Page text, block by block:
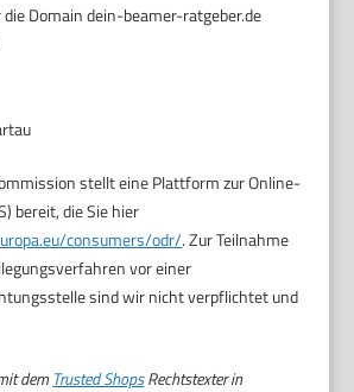
Domain dein-beamer-ratgeber.de
stellt eine Plattform zur Online-
bereit, die Sie hier
consumers/odr/. Zur Teilnahme
vor einer
sind wir nicht verpflichtet und
dem Trusted ShopsRechtstexter in